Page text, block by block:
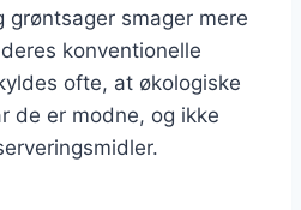
grøntsager smager mere
konventionelle
ofte, at økologiske
de er modne, og ikke